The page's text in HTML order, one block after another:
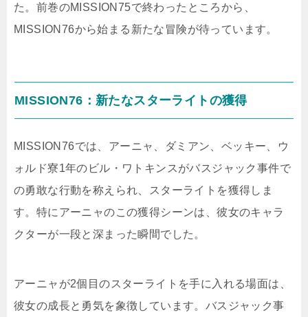
た。前巻のMISSION75で終わったところから、
MISSION76から始まる新たな冒険が待っています。
MISSION76：新たなスターライトの獲得
MISSION76では、アーニャ、ダミアン、ベッキー、ウ
ォルド寮1年のビル・ワトキンスがバスジャック事件で
の勇敢な行動を称えられ、スターライトを獲得しま
す。特にアーニャのこの獲得シーンは、彼女のキャラ
クターが一段と深まった瞬間でした。
アーニャが2個目のスターライトを手に入れる場面は、
彼女の成長と勇気を象徴しています。バスジャック事